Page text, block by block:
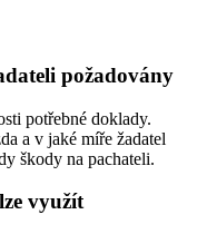
požadovány
potřebné doklady.
a v jaké míře žadatel
škody na pachateli.
využít